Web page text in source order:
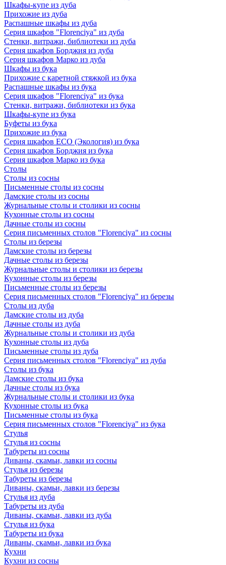
Шкафы-купе из дуба
Прихожие из дуба
Распашные шкафы из дуба
Серия шкафов "Florenciya" из дуба
Стенки, витражи, библиотеки из дуба
Серия шкафов Борджия из дуба
Серия шкафов Марко из дуба
Шкафы из бука
Прихожие с каретной стяжкой из бука
Распашные шкафы из бука
Серия шкафов "Florenciya" из бука
Стенки, витражи, библиотеки из бука
Шкафы-купе из бука
Буфеты из бука
Прихожие из бука
Серия шкафов ECO (Экология) из бука
Серия шкафов Борджия из бука
Серия шкафов Марко из бука
Столы
Столы из сосны
Письменные столы из сосны
Дамские столы из сосны
Журнальные столы и столики из сосны
Кухонные столы из сосны
Дачные столы из сосны
Серия письменных столов "Florenciya" из сосны
Столы из березы
Дамские столы из березы
Дачные столы из березы
Журнальные столы и столики из березы
Кухонные столы из березы
Письменные столы из березы
Серия письменных столов "Florenciya" из березы
Столы из дуба
Дамские столы из дуба
Дачные столы из дуба
Журнальные столы и столики из дуба
Кухонные столы из дуба
Письменные столы из дуба
Серия письменных столов "Florenciya" из дуба
Столы из бука
Дамские столы из бука
Дачные столы из бука
Журнальные столы и столики из бука
Кухонные столы из бука
Письменные столы из бука
Серия письменных столов "Florenciya" из бука
Стулья
Стулья из сосны
Табуреты из сосны
Диваны, скамьи, лавки из сосны
Стулья из березы
Табуреты из березы
Диваны, скамьи, лавки из березы
Стулья из дуба
Табуреты из дуба
Диваны, скамьи, лавки из дуба
Стулья из бука
Табуреты из бука
Диваны, скамьи, лавки из бука
Кухни
Кухни из сосны